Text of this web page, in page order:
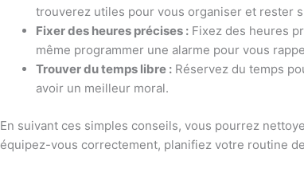
trouverez utiles pour vous organiser et rester
Fixer des heures précises : Fixez des heures
même programmer une alarme pour vous
Trouver du temps libre : Réservez du temps
avoir un meilleur moral.
En suivant ces simples conseils, vous pourrez
équipez-vous correctement, planifiez votre routine